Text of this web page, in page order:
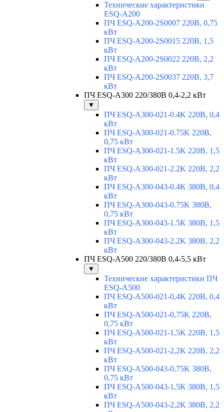
Технические характеристики
ESQ-A200
ПЧ ESQ-A200-2S0007 220В, 0,75
кВт
ПЧ ESQ-A200-2S0015 220В, 1,5
кВт
ПЧ ESQ-A200-2S0022 220В, 2,2
кВт
ПЧ ESQ-A200-2S0037 220В, 3,7
кВт
ПЧ ESQ-A300 220/380В 0,4-2,2 кВт
▼
ПЧ ESQ-A300-021-0.4K 220В, 0,4
кВт
ПЧ ESQ-A300-021-0.75K 220В,
0,75 кВт
ПЧ ESQ-A300-021-1.5K 220В, 1,5
кВт
ПЧ ESQ-A300-021-2.2K 220В, 2,2
кВт
ПЧ ESQ-A300-043-0.4K 380В, 0,4
кВт
ПЧ ESQ-A300-043-0.75K 380В,
0,75 кВт
ПЧ ESQ-A300-043-1.5K 380В, 1,5
кВт
ПЧ ESQ-A300-043-2.2K 380В, 2,2
кВт
ПЧ ESQ-A500 220/380В 0,4-5,5 кВт
▼
Технические характеристики ПЧ
ESQ-A500
ПЧ ESQ-A500-021-0,4K 220В, 0,4
кВт
ПЧ ESQ-A500-021-0,75K 220В,
0,75 кВт
ПЧ ESQ-A500-021-1,5K 220В, 1,5
кВт
ПЧ ESQ-A500-021-2,2K 220В, 2,2
кВт
ПЧ ESQ-A500-043-0,75K 380В,
0,75 кВт
ПЧ ESQ-A500-043-1,5K 380В, 1,5
кВт
ПЧ ESQ-A500-043-2,2K 380В, 2,2